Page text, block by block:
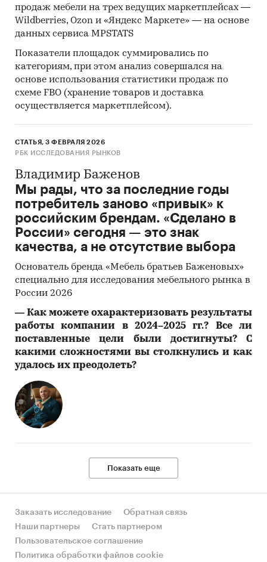
продаж мебели на трех ведущих маркетплейсах —
Wildberries, Ozon и «Яндекс Маркете» — на основе
данных сервиса MPSTATS
Показатели площадок суммировались по
категориям, при этом анализ совершался на
основе использования статистики продаж по
схеме FBO (хранение товаров и доставка
осуществляется маркетплейсом).
СТАТЬЯ, 3 ФЕВРАЛЯ 2026
РБК ИССЛЕДОВАНИЯ РЫНКОВ
Владимир Баженов
Мы рады, что за последние годы
потребитель заново «привык» к
российским брендам. «Сделано в
России» сегодня — это знак
качества, а не отсутствие выбора
Основатель бренда «Мебель братьев Баженовых»
специально для исследования мебельного рынка в
России 2026
― Как можете охарактеризовать результаты
работы компании в 2024–2025 гг.? Все ли
поставленные цели были достигнуты? С
какими сложностями вы столкнулись и как
удалось их преодолеть?
Показать еще
Заказать исследование
Обратная связь
Наши партнеры
Стать партнером
Пользовательское соглашение
Политика обработки файлов cookie